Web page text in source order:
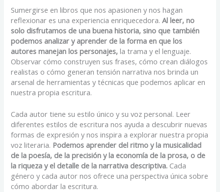
Sumergirse en libros que nos apasionen y nos hagan
reflexionar es una experiencia enriquecedora.Al leer, no
solo disfrutamos de una buena historia, sino que también
podemos analizar y aprender de la forma en que los
autores manejan los personajes, la trama y el lenguaje.
Observar cómo construyen sus frases, cómo crean diálogos
realistas o cómo generan tensión narrativa nos brinda un
arsenal de herramientas y técnicas que podemos aplicar en
nuestra propia escritura.
Cada autor tiene su estilo único y su voz personal. Leer
diferentes estilos de escritura nos ayuda a descubrir nuevas
formas de expresión y nos inspira a explorar nuestra propia
voz literaria. Podemos aprender del ritmo y la musicalidad
de la poesía, de la precisión y la economía de la prosa, o de
la riqueza y el detalle de la narrativa descriptiva. Cada
género y cada autor nos ofrece una perspectiva única sobre
cómo abordar la escritura.